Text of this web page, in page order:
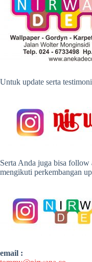
Untuk update serta
Serta Anda juga bisa follow
mengikuti perkembangan
email :